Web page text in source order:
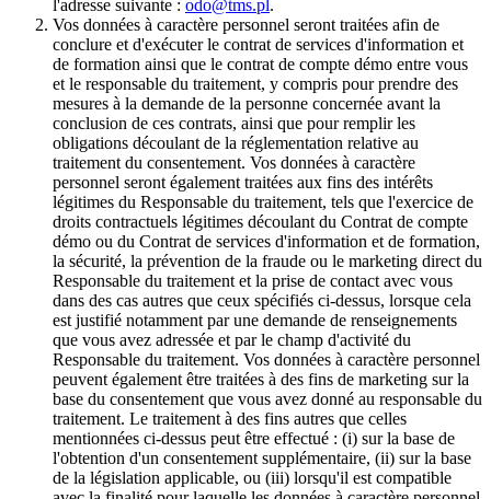
l'adresse suivante : odo@tms.pl.
Vos données à caractère personnel seront traitées afin de
conclure et d'exécuter le contrat de services d'information et
de formation ainsi que le contrat de compte démo entre vous
et le responsable du traitement, y compris pour prendre des
mesures à la demande de la personne concernée avant la
conclusion de ces contrats, ainsi que pour remplir les
obligations découlant de la réglementation relative au
traitement du consentement. Vos données à caractère
personnel seront également traitées aux fins des intérêts
légitimes du Responsable du traitement, tels que l'exercice de
droits contractuels légitimes découlant du Contrat de compte
démo ou du Contrat de services d'information et de formation,
la sécurité, la prévention de la fraude ou le marketing direct du
Responsable du traitement et la prise de contact avec vous
dans des cas autres que ceux spécifiés ci-dessus, lorsque cela
est justifié notamment par une demande de renseignements
que vous avez adressée et par le champ d'activité du
Responsable du traitement. Vos données à caractère personnel
peuvent également être traitées à des fins de marketing sur la
base du consentement que vous avez donné au responsable du
traitement. Le traitement à des fins autres que celles
mentionnées ci-dessus peut être effectué : (i) sur la base de
l'obtention d'un consentement supplémentaire, (ii) sur la base
de la législation applicable, ou (iii) lorsqu'il est compatible